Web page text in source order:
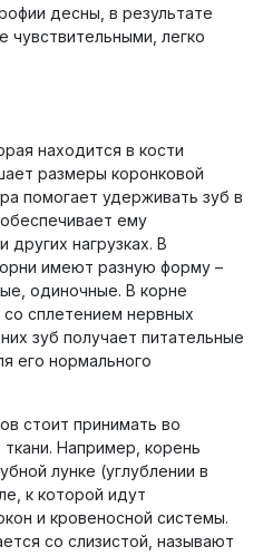
десны, в результате
чувствительными, легко
находится в кости
размеры коронковой
помогает удерживать зуб в
ему
других нагрузках. В
имеют разную форму –
одиночные. В корне
сплетением нервных
зуб получает питательные
его нормального
стоит принимать во
Например, корень
лунке (углублении в
к которой идут
и кровеносной системы.
со слизистой, называют